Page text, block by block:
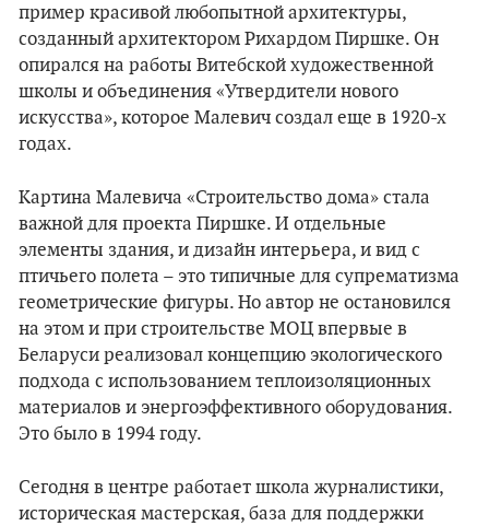
пример красивой любопытной архитектуры,
созданный архитектором Рихардом Пиршке. Он
опирался на работы Витебской художественной
школы и объединения «Утвердители нового
искусства», которое Малевич создал еще в 1920-х
годах.
Картина Малевича «Строительство дома» стала
важной для проекта Пиршке. И отдельные
элементы здания, и дизайн интерьера, и вид с
птичьего полета – это типичные для супрематизма
геометрические фигуры. Но автор не остановился
на этом и при строительстве МОЦ впервые в
Беларуси реализовал концепцию экологического
подхода с использованием теплоизоляционных
материалов и энергоэффективного оборудования.
Это было в 1994 году.
Сегодня в центре работает школа журналистики,
историческая мастерская, база для поддержки